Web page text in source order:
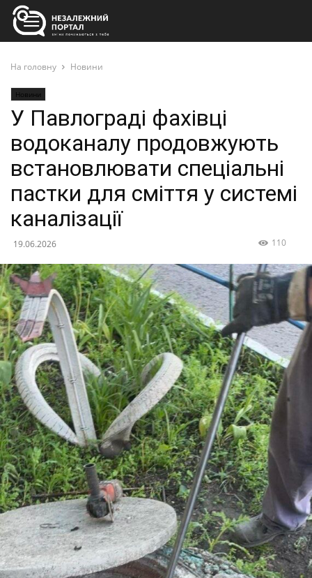
На головну Новини
Новини
У Павлограді фахівці
водоканалу продовжують
встановлювати спеціальні
пастки для сміття у системі
каналізації
19.06.2026 110